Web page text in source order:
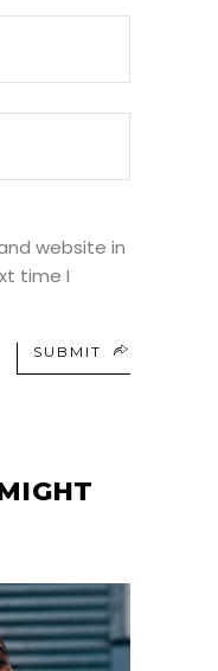
website in
time I
SUBMIT